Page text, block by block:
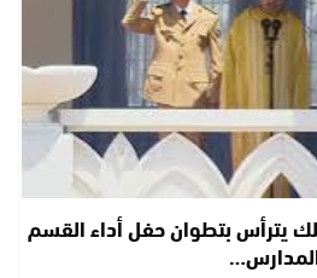
يترأس بتطوان حفل أداء القسم